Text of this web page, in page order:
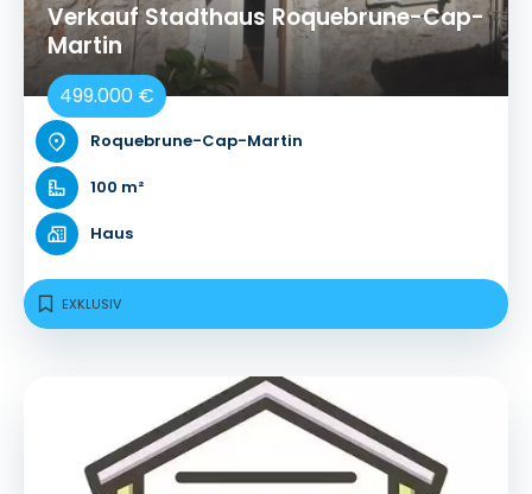
Verkauf Stadthaus Roquebrune-Cap-
Martin
499.000 €
Roquebrune-Cap-Martin
100 m²
Haus
EXKLUSIV